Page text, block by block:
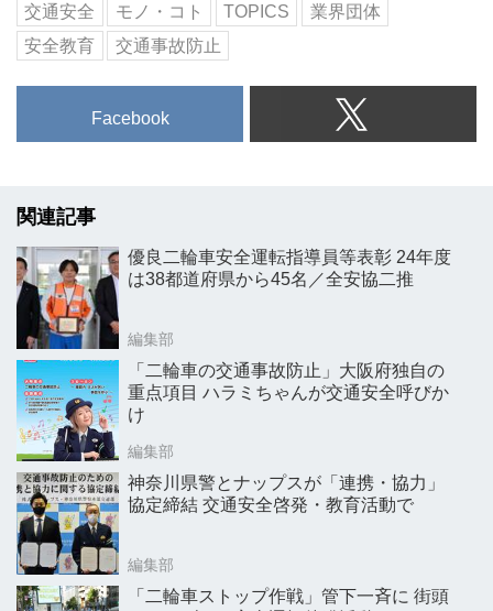
交通安全 モノ・コト TOPICS
業界団体
安全教育
交通事故防止
Facebook
関連記事
優良二輪車安全運転指導員等表彰 24年度
は38都道府県から45名／全安協二推
編集部
「二輪車の交通事故防止」大阪府独自の
重点項目 ハラミちゃんが交通安全呼びか
け
編集部
神奈川県警とナップスが「連携・協力」
協定締結 交通安全啓発・教育活動で
編集部
「二輪車ストップ作戦」管下一斉に 街頭